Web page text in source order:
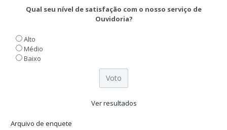
Qual seu nível de satisfação com o nosso serviço de
Ouvidoria?
Alto
Médio
Baixo
Ver resultados
Arquivo de enquete